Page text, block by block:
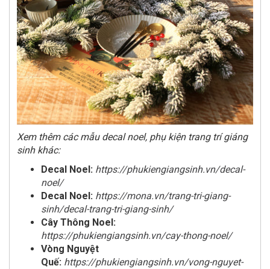
Xem thêm các mẫu decal noel, phụ kiện trang trí giáng
sinh khác:
Decal Noel: https://phukiengiangsinh.vn/decal-
noel/
Decal Noel: https://mona.vn/trang-tri-giang-
sinh/decal-trang-tri-giang-sinh/
Cây Thông Noel:
https://phukiengiangsinh.vn/cay-thong-noel/
Vòng Nguyệt
Quế: https://phukiengiangsinh.vn/vong-nguyet-